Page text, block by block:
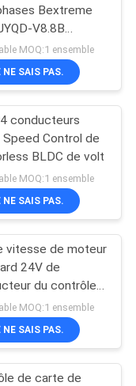
14
Bextreme
V8.8B
/ 220VAC
MOQ:1 ensemble
NE SAIS PAS.
conducteurs
Speed Control de
BLDC de volt
MOQ:1 ensemble
NE SAIS PAS.
vitesse de moteur
24V de
du contrôleur
de contrôle
MOQ:1 ensemble
NE SAIS PAS.
de carte de